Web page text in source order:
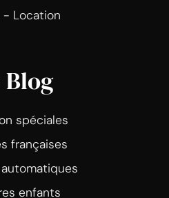
- Location
Blog
spéciales
françaises
enfants